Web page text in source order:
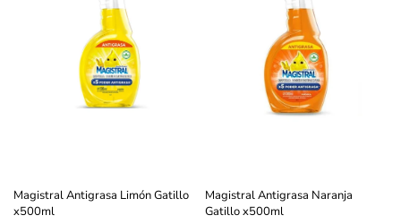
Magistral Antigrasa Limón Gatillo
x500ml
Magistral Antigrasa Naranja
Gatillo x500ml